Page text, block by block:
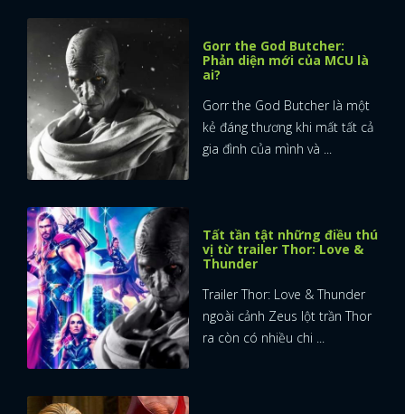
Gorr the God Butcher:
Phản diện mới của MCU là
ai?
Gorr the God Butcher là một
kẻ đáng thương khi mất tất cả
gia đình của mình và ...
Tất tần tật những điều thú
vị từ trailer Thor: Love &
Thunder
Trailer Thor: Love & Thunder
ngoài cảnh Zeus lột trần Thor
ra còn có nhiều chi ...